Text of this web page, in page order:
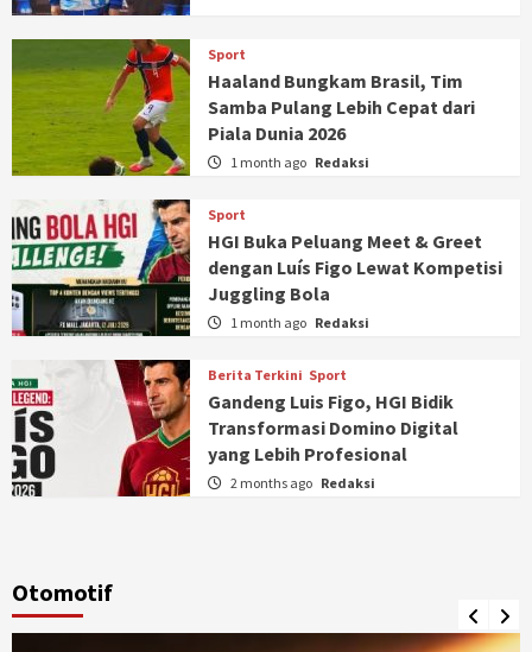
Sport
Haaland Bungkam Brasil, Tim
Samba Pulang Lebih Cepat dari
Piala Dunia 2026
1 month ago Redaksi
Sport
HGI Buka Peluang Meet & Greet
dengan Luís Figo Lewat Kompetisi
Juggling Bola
1 month ago Redaksi
Berita Terkini Sport
Gandeng Luis Figo, HGI Bidik
Transformasi Domino Digital
yang Lebih Profesional
2 months ago Redaksi
Otomotif